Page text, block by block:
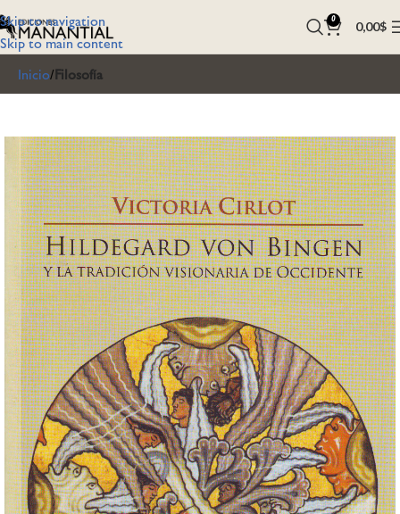
Skip to navigation
Skip to main content
0 0,00$
Inicio Filosofía